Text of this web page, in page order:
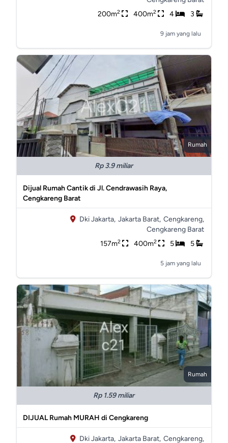
200m2 400m2 4 3
9 jam yang lalu
Rumah
Rp 3.9 miliar
Dijual Rumah Cantik di Jl. Cendrawasih Raya,
Cengkareng Barat
Dki Jakarta, Jakarta Barat, Cengkareng,
Cengkareng Barat
157m2 400m2 5 5
5 jam yang lalu
Rumah
Rp 1.59 miliar
DIJUAL Rumah MURAH di Cengkareng
Dki Jakarta, Jakarta Barat, Cengkareng,